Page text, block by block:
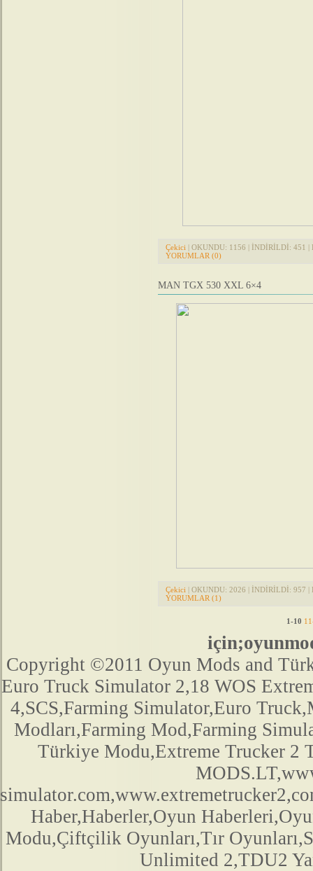
Çekici | OKUNDU: 1156 | İNDİRİLDİ: 451 |
YORUMLAR (0)
MAN TGX 530 XXL 6×4
Çekici | OKUNDU: 2026 | İNDİRİLDİ: 957 |
YORUMLAR (1)
1-10
Copyright ©2011 Oyun Mods and
Euro Truck Simulator 2,18 WOS
4,SCS,Farming Simulator,Euro
Modları,Farming Mod,Farming
Türkiye Modu,Extreme Trucker 2
Haber,Haberler,Oyun
Modu,Çiftçilik Oyunları,Tır
Unlimited 2,TDU2